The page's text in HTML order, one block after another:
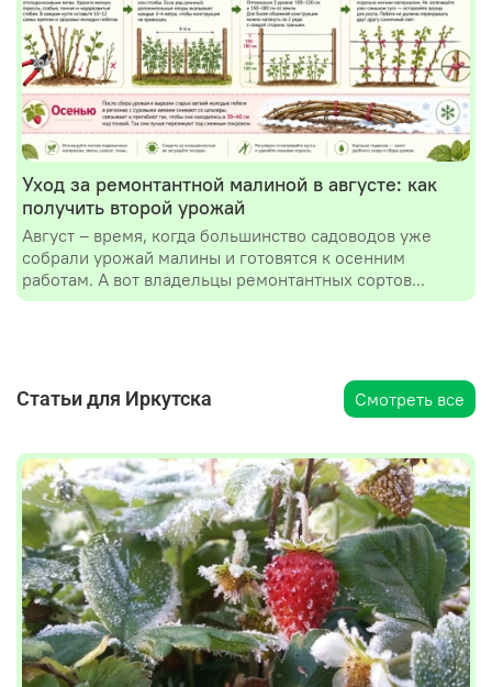
Уход за ремонтантной малиной в августе: как
получить второй урожай
Август – время, когда большинство садоводов уже
собрали урожай малины и готовятся к осенним
работам. А вот владельцы ремонтантных сортов...
Статьи для Иркутска Смотреть все